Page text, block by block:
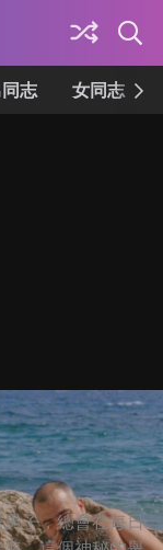
志 女同志
子，總會在每日